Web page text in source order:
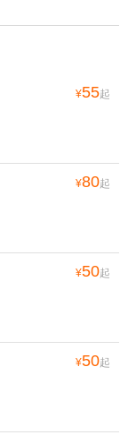
¥55起
¥80起
¥50起
¥50起